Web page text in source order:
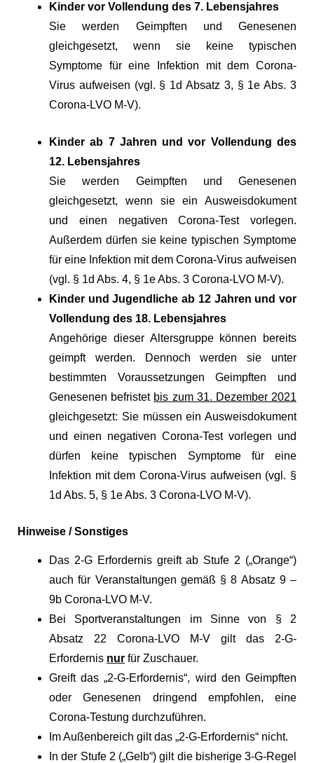
Kinder vor Vollendung des 7. Lebensjahres
Sie werden Geimpften und Genesenen
gleichgesetzt, wenn sie keine typischen
Symptome für eine Infektion mit dem Corona-
Virus aufweisen (vgl. § 1d Absatz 3, § 1e Abs. 3
Corona-LVO M-V).
Kinder ab 7 Jahren und vor Vollendung des
12. Lebensjahres
Sie werden Geimpften und Genesenen
gleichgesetzt, wenn sie ein Ausweisdokument
und einen negativen Corona-Test vorlegen.
Außerdem dürfen sie keine typischen Symptome
für eine Infektion mit dem Corona-Virus aufweisen
(vgl. § 1d Abs. 4, § 1e Abs. 3 Corona-LVO M-V).
Kinder und Jugendliche ab 12 Jahren und vor
Vollendung des 18. Lebensjahres
Angehörige dieser Altersgruppe können bereits
geimpft werden. Dennoch werden sie unter
bestimmten Voraussetzungen Geimpften und
Genesenen befristet bis zum 31. Dezember 2021
gleichgesetzt: Sie müssen ein Ausweisdokument
und einen negativen Corona-Test vorlegen und
dürfen keine typischen Symptome für eine
Infektion mit dem Corona-Virus aufweisen (vgl. §
1d Abs. 5, § 1e Abs. 3 Corona-LVO M-V).
Hinweise / Sonstiges
Das 2-G Erfordernis greift ab Stufe 2 („Orange“)
auch für Veranstaltungen gemäß § 8 Absatz 9 –
9b Corona-LVO M-V.
Bei Sportveranstaltungen im Sinne von § 2
Absatz 22 Corona-LVO M-V gilt das 2-G-
Erfordernis nur für Zuschauer.
Greift das „2-G-Erfordernis“, wird den Geimpften
oder Genesenen dringend empfohlen, eine
Corona-Testung durchzuführen.
Im Außenbereich gilt das „2-G-Erfordernis“ nicht.
In der Stufe 2 („Gelb“) gilt die bisherige 3-G-Regel